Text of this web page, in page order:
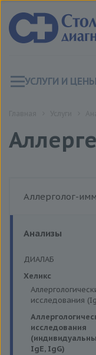
УСЛУГИ И ЦЕНЫ
Аллерголог-
Анализы
ДИАЛАБ
Биохимия крови
Хеликс
исследования
Аллергены
Аллергены
исследования
IgE, IgG)